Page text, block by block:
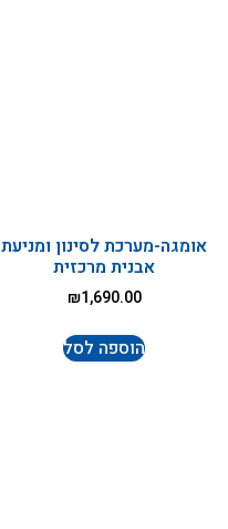
אומגה-מערכת לסינון ומניעת
אבנית מרכזית
₪1,690.00
הוספה לסל